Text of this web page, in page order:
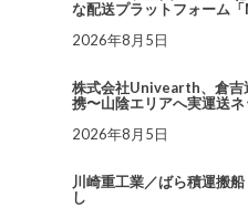
な配送プラットフォーム
2026年8月5日
株式会社Univearth、倉吉
携〜山陰エリアへ実運送
2026年8月5日
川崎重工業／ばら積運搬
し